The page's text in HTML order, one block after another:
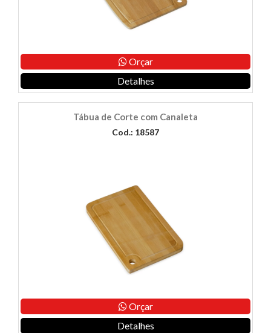
Orçar
Detalhes
Tábua de Corte com Canaleta
Cod.: 18587
Orçar
Detalhes